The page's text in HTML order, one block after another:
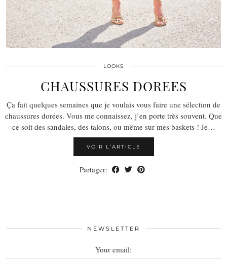
LOOKS
CHAUSSURES DOREES
Ça fait quelques semaines que je voulais vous faire une sélection de
chaussures dorées. Vous me connaissez, j’en porte très souvent. Que
ce soit des sandales, des talons, ou même sur mes baskets ! Je…
VOIR L’ARTICLE
Partager:
NEWSLETTER
Your email: